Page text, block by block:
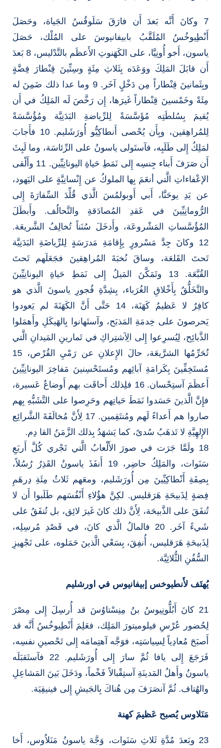
7 وكانَ أَنَّه بَعدَ أَن فارَقَ سَلَوقُسُ الجَياة، وحَصَلَ
أَنْطِيوخُسُ المُلَقَّبُ بابيفانيوسَ على المُلْك، حَصَلَ
ياسون، أَخو أُونِيَّا، على الكَهَنوتِ الأَعظَم بالتَّدْليس، 8 بَعدَ
أَن قابَلَ المَلِكَ ووَعَدَه بِثَلاثِ مِئَةٍ وسِتِّينَ قِنْطارَ فِضَّةٍ
وبِثَمانينَ قِنْطاراً مِن دَخْلٍ آخَر. 9 وما عدا ذلك ضَمِنَ له
مِئَةً وخَمْسينَ قِنْطاراً غَيرَها، إِن رَخَّصَ لَه المَلِكُ في أَن
يُقيمَ بِسُلطَتِه مُؤَسَّسَةً لِلرِّياضةِ البَدَنِيَّة ومُؤُسَّسَةً
لِلمُراهِقين، وبِأَن يُحْصى أَنطاكِيُّو أُورَشَليم. 10 فأَجابَ
لمَلِكُ إِلى طَلَبِه، فآستَولى ياسونُ على الرِّئاسَة، وما لَبِثَ
أَن صَرَفَ أَبناء جِنسِه إِلى نَمَطِ حَياةِ اليونانِيِّين. 11 وأَلْقى
الإعْفاءاتِ الَّتي أنعَمَ بِها الملوكُ عن إِنْسانِيَّةٍ على اليَهود،
عن يَدِ يوحَنَّا، أَبي أَوبولمُسَ الَّذي قُلِّدَ السِّفارَةَ إِلى
الرُّومانِيِّينَ في عَقدِ المُصادَقةِ والتَّحالُف. وأَبطَلَ
المُؤُسَّساتِ المَشْروعَة، وأَدخَلَ سُنَناً تُخالِفُ الشَّريعَة.
12 وكانَ جِدَّ مَسْرورٍ بِإِقامَةِ مَدرَسَةٍ لِلرِّياضَةِ البَدَنِيَّة
تَحتَ القَلعَة، وساقَ نُخبَةَ المُراهِقينَ فجَعَلَهم تَحتَ
القُبَّعَة. 13 وتَمَكَّنَ المَيلُ إِلى نَمَطِ حَياةِ اليونانِيِّينَ
والتَّخَلُّقُ بِأَخْلاقِ الغُرَباء، بِشِدَّةِ فُجورِ ياسونَ الَّذي هو
كافِرٌ لا عَظيمُ كَهَنَة، 14 حَتَّى أَنَّ الكَهَنَةَ لم يَعودوا
يَحرصونَ على خِدمَةِ المَذبَح، وآستَهانوا بِالهَيكَلِ وأَهمَلوا
الذَّبائِح، لِيُسرِعوا إِلى الِآشتِراكِ في تَمارينِ المَيدانِ الَّتي
تُحَرِّمُها الشرَّيعَة، حالَ الإِعلانِ عن رَمْيِ القُرْص، 15
مُستَخِفِّينَ بِكَرامَةِ آبائِهم ومُستَحْسِنينَ مَفاخِرَ اليونانِيِّينَ
أَعظَمَ آستِحْسان. 16 فلِذلك أَحاقَت بهم أَوضاعٌ عَسيرة،
فإِنَّ الَّذينَ حَسَدوا نَمَطَ حَياتِهم وحَرِصوا على التَّشَبُّهِ بِهم
صاروا هم أَعداءً لَهم ومُنتَقِمين. 17 لِأَنَّ مُخالَفَةَ الشَّرائِع
الإِلهِيَّةِ لا تَذهَبُ سُدىً، كما يَشهَدُ بِذلك الزَّمَنُ القا دِم.
18 ولَمَّا جَرَت في صورَ الأَلْعابُ الَّتي تَجْري كُلَّ أَربَعِ
سَنَوات، والمَلِكُ حاضِر، 19 أَنفَذَ ياسونُ القَذِرُ رُسُلاً،
بِصِفَةِ أَنْطاكِيِّينَ مِن أُورَشَليم، ومعَهم ثَلاثُ مِئَةِ دِرهَمِ
فِضةٍ لِذَبيحَةِ هَرَقليس. لكِنَّ هؤُلاءِ أَنْفُسَهم طَلَبوا أَن لا
تُنفَقَ على الذَّبيحَة، لِأَنَّ ذلك كانَ غَيرَ لائِق، بل تُنفَقُ على
شَيءً آخَر. 20 فالمالُ الَّذي كانَ، في قَصْدِ مُرسِلِه،
لِذَبيحَةِ هَرَقليس، أُنفِقَ، بِسَعْي الَّذينَ حَمَلوه، على تَجْهيزِ
السُّفُنِ الثُّلاثِيَّة.
يُهتَف لأَنطيوخس إبيفانيوس في اورشليم
21 كانَ أَبُلُّونِيوسُ بنُ مِنِسْتاوُسَ قد أُرسِلَ إِلى مِصْرَ
لِحُضور عُرْسِ فيلوميتورَ المَلِك، فعَلِمَ أَنْطِيوخُسُ أَنَّه قد
أَصبَحَ مُعادِياً لِسِياسَتِه، فوَجَّه آهتِمامَه إِلى تَحْصينِ نفسِه،
فَرَجَعَ إِلى يافا ثُمَّ سارَ إِلى أُورَشَليم. 22 فآستَقبَلَه
ياسونُ وأَهلُ المَدينَةِ آستِقْبالاً فَخْماً، ودَخَلَ بَينَ المَشاعِلِ
والهُتاف. ثُمَّ آنصَرَفَ مِن هُناكَ بِالجَيشِ إِلى فينيقِيَة.
مَنَلاوس يُصبح عَظيمَ كهنة
23 وبَعدَ مُدَّةِ ثَلاثِ سَنَوات، وَجَّهَ ياسونُ مَنَلاُوس، أَخا